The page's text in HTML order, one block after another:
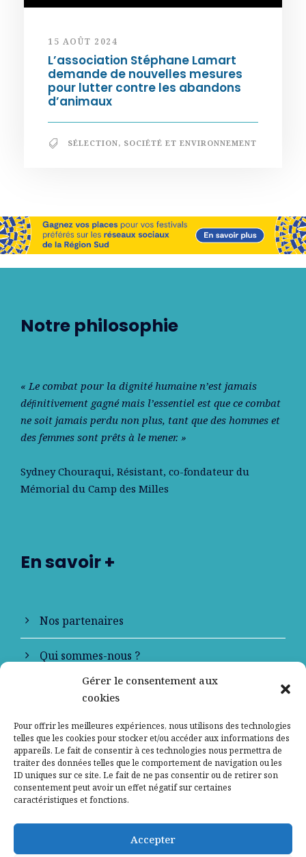
Gérer le consentement aux
cookies
Pour offrir les meilleures expériences, nous utilisons des technologies
telles que les cookies pour stocker et/ou accéder aux informations des
appareils. Le fait de consentir à ces technologies nous permettra de
traiter des données telles que le comportement de navigation ou les
ID uniques sur ce site. Le fait de ne pas consentir ou de retirer son
consentement peut avoir un effet négatif sur certaines
caractéristiques et fonctions.
Accepter
15 AOÛT 2024
L’association Stéphane Lamart
demande de nouvelles mesures
pour lutter contre les abandons
d’animaux
SÉLECTION, SOCIÉTÉ ET ENVIRONNEMENT
Notre philosophie
« Le combat pour la dignité humaine n’est jamais
déﬁnitivement gagné mais l’essentiel est que ce combat
ne soit jamais perdu non plus, tant que des hommes et
des femmes sont prêts à le mener. »
Sydney Chouraqui, Résistant, co-fondateur du
Mémorial du Camp des Milles
En savoir +
Nos partenaires
Qui sommes-nous ?
Contactez-nous
Mentions légales
Politique de confidentialité